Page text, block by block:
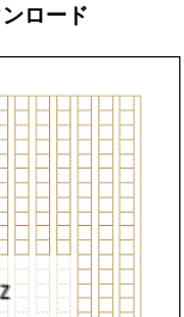
ロード